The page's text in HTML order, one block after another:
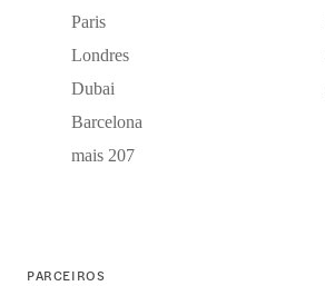
Paris
Londres
Dubai
Barcelona
mais 207
PARCEIROS